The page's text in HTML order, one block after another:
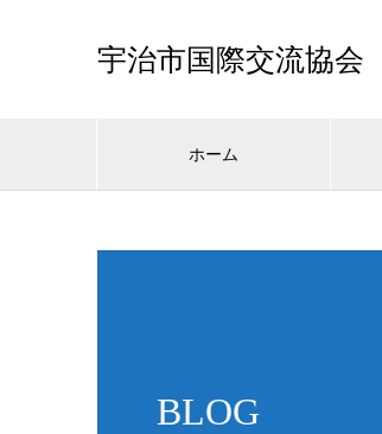
宇治市国際交流協会
ホーム
BLOG